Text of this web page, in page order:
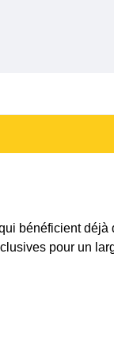
bénéficient déjà
pour un